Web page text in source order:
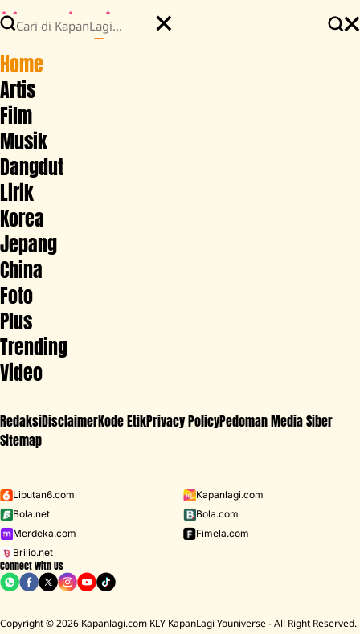
Iklan - Scroll ke bawah untuk melanjutkan
Home
Artis
Film
Musik
Dangdut
Lirik
Korea
Jepang
China
Foto
Plus
Trending
Video
RedaksiDisclaimerKode EtikPrivacy PolicyPedoman Media Siber
Sitemap
Liputan6.com
Kapanlagi.com
Bola.net
Bola.com
Merdeka.com
Fimela.com
Brilio.net
Connect with Us
Copyright © 2026 Kapanlagi.com KLY KapanLagi Youniverse - All Right Reserved.
D ACADEMY 8 Raisa
Home Film Indonesia Rachel Azhari